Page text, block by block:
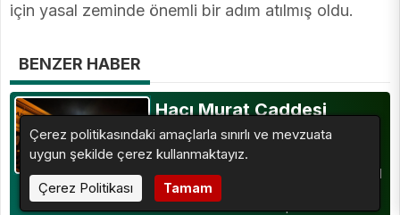
için yasal zeminde önemli bir adım atılmış oldu.
BENZER HABER
Hacı Murat Caddesi
Baştan Aşağı Yenileniyor
Büyükşehir Belediyesi, Dulkadiroğlu
ilçesinde Namık Kemal ve Yahya Kemal
mahallelerini birbirine bağlayan Hacı
Murat Caddesi’nde kapsamlı bir
Çerez politikasındaki amaçlarla sınırlı ve mevzuata
uygun şekilde çerez kullanmaktayız.
Çerez Politikası
Tamam